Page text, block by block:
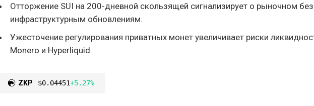
Отторжение SUI на 200-дневной скользящей сигнализирует о рыночном
инфраструктурным обновлениям.
Ужесточение регулирования приватных монет увеличивает риски
Monero и Hyperliquid.
ZKP $0.04451+5.27%